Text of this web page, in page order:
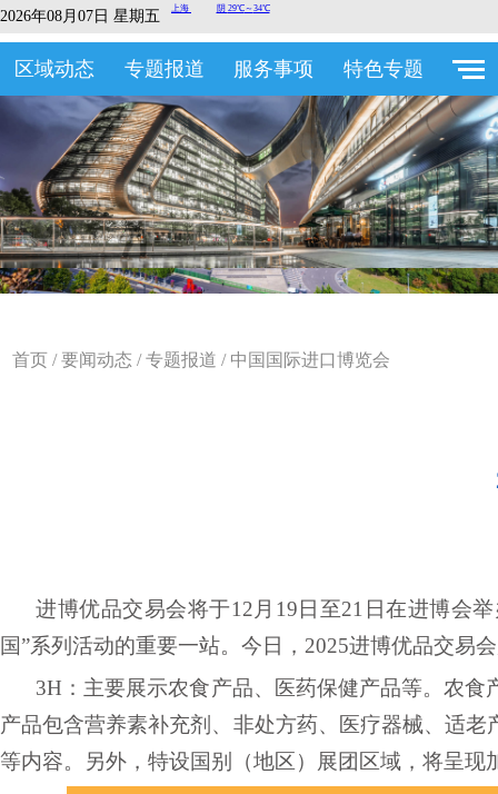
2026年08月07日 星期五
区域动态 专题报道 服务事项 特色专题
首页 /要闻动态 /专题报道 / 中国国际进口博览会
进博优品交易会将于12月19日至21日在进博会
国”系列活动的重要一站。今日，2025进博优品交易
3H：主要展示农食产品、医药保健产品等。农
产品包含营养素补充剂、非处方药、医疗器械、适
等内容。另外，特设国别（地区）展团区域，将呈